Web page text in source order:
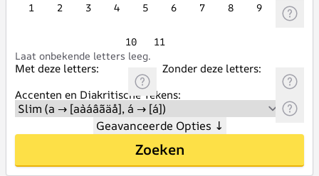
1 2 3 4 5 6 7 8 9
10
11
Laat onbekende letters leeg.
Met deze letters:
Zonder deze letters:
Accenten en Diakritische Tekens:
Geavanceerde Opties ↓
Zoeken